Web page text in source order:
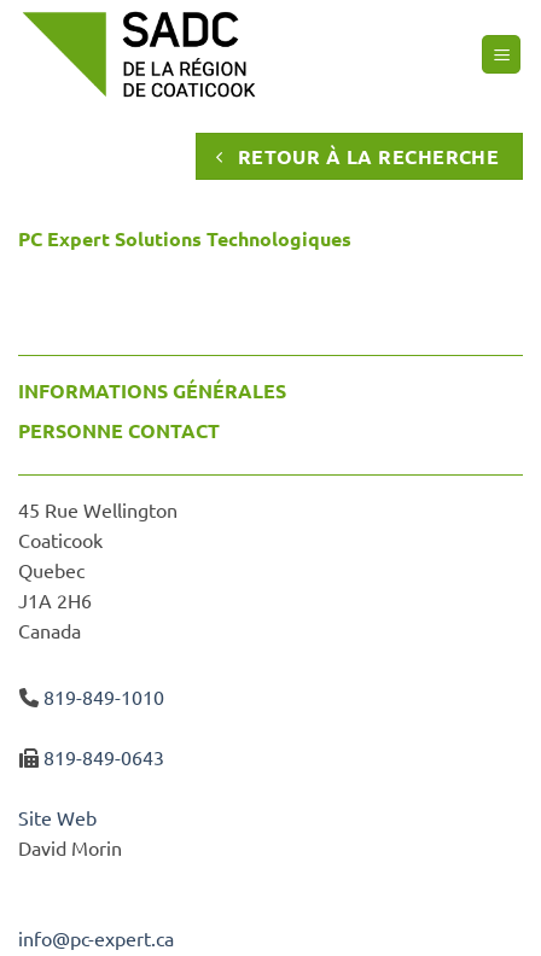
Passer
RETOUR À LA RECHERCHE
PC Expert Solutions Technologiques
INFORMATIONS GÉNÉRALES
PERSONNE CONTACT
45 Rue Wellington
Coaticook
Quebec
J1A 2H6
Canada
819-849-1010
819-849-0643
Site Web
David Morin
info@pc-expert.ca